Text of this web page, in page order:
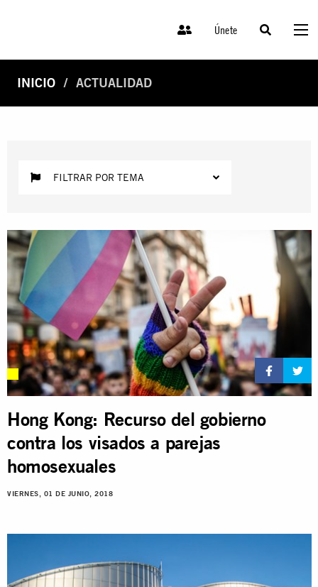
Únete
INICIO ACTUALIDAD
FILTRAR POR TEMA
Hong Kong: Recurso del gobierno
contra los visados a parejas
homosexuales
VIERNES, 01 DE JUNIO, 2018